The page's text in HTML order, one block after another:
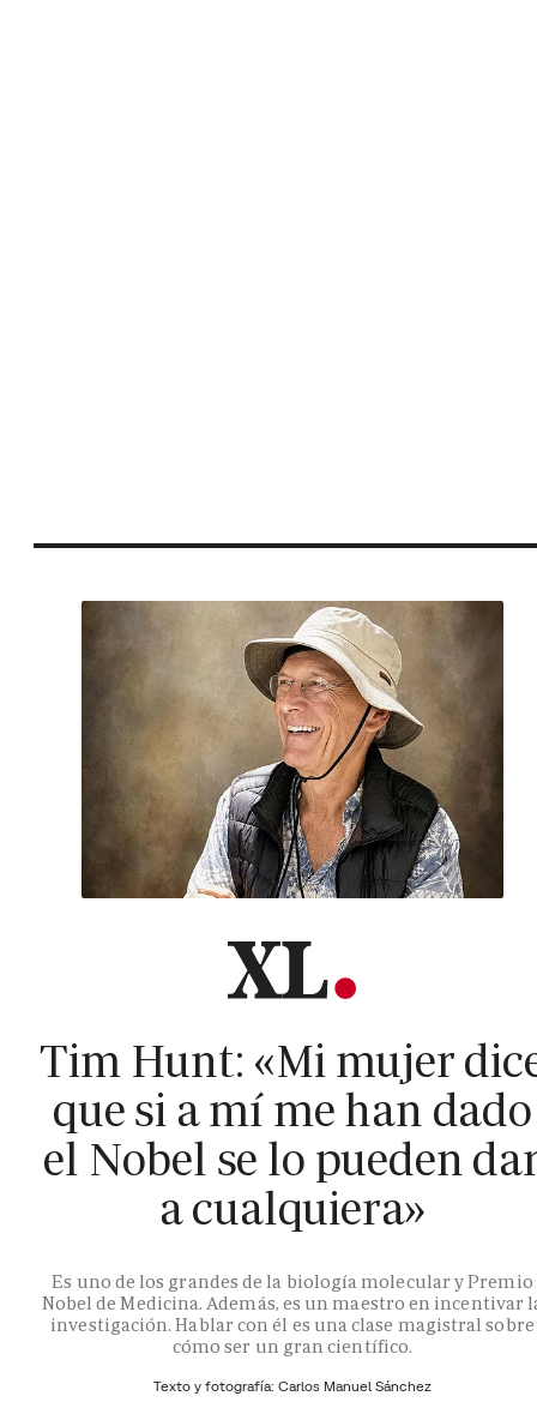
Tim Hunt: «Mi mujer
que si a mí me han dado
el Nobel se lo pueden
a cualquiera»
Es uno de los grandes de la biología molecular y Premio
Nobel de Medicina. Además, es un maestro en incentivar
investigación. Hablar con él es una clase magistral sobre
cómo ser un gran científico.
Texto y fotografía: Carlos Manuel Sánchez